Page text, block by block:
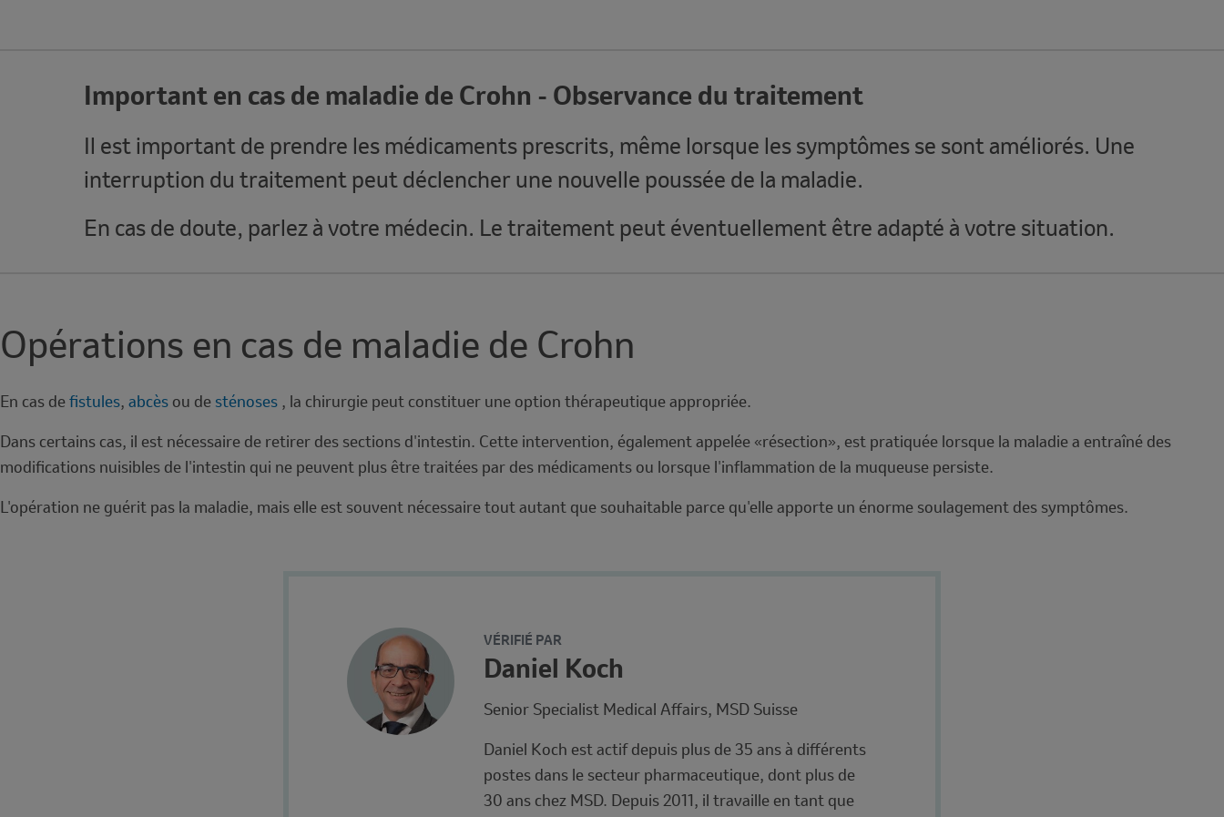
Note
Important en cas de maladie de Crohn - Observance du traitement
Il est important de prendre les médicaments prescrits, même lorsque les symptômes se sont améliorés. Une
interruption du traitement peut déclencher une nouvelle poussée de la maladie.
En cas de doute, parlez à votre médecin. Le traitement peut éventuellement être adapté à votre situation.
Opérations en cas de maladie de Crohn
En cas defistules, abcès ou de sténoses , la chirurgie peut constituer une option thérapeutique appropriée.
Dans certains cas, il est nécessaire de retirer des sections d'intestin. Cette intervention, également appelée «résection», est pratiquée lorsque la maladie a entraîné des
modifications nuisibles de l'intestin qui ne peuvent plus être traitées par des médicaments ou lorsque l'inflammation de la muqueuse persiste.
L'opération ne guérit pas la maladie, mais elle est souvent nécessaire tout autant que souhaitable parce qu'elle apporte un énorme soulagement des symptômes.
VÉRIFIÉ PAR
Author's
Avatar
Name
and
Affiliation
Daniel Koch
Description
Senior Specialist Medical Affairs, MSD Suisse
Daniel Koch est actif depuis plus de 35 ans à différents
postes dans le secteur pharmaceutique, dont plus de
30 ans chez MSD. Depuis 2011, il travaille en tant que